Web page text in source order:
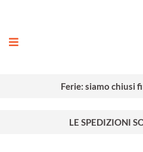
Ferie: siamo chiusi
LE SPEDIZIONI